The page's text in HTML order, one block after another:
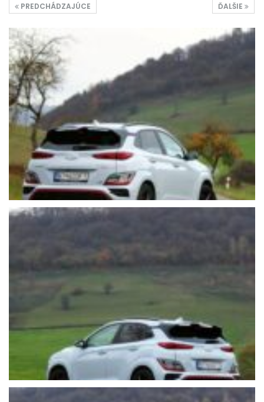
ĎALŠIE
PREDCHÁDZAJÚCE